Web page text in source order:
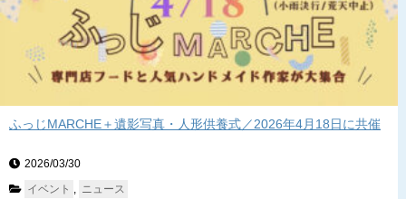
ふっじMARCHE＋遺影写真・人形供養式／2026年4月18日に共催
2026/03/30
イベント
ニュース